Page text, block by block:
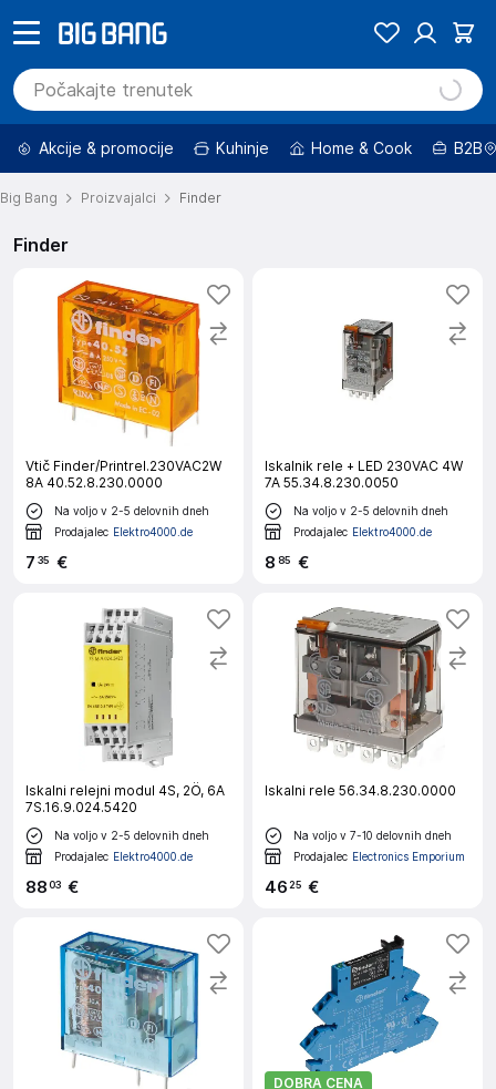
Akcije & promocije Kuhinje Home & Cook B2B
Big Bang Proizvajalci Finder
Finder
Vtič Finder/Printrel.230VAC2W
8A 40.52.8.230.0000
Na voljo v 2-5 delovnih dneh
Prodajalec Elektro4000.de
7 35 €
Iskalnik rele + LED 230VAC 4W
7A 55.34.8.230.0050
Na voljo v 2-5 delovnih dneh
Prodajalec Elektro4000.de
8 85 €
Iskalni relejni modul 4S, 2Ö, 6A
7S.16.9.024.5420
Na voljo v 2-5 delovnih dneh
Prodajalec Elektro4000.de
8803 €
Iskalni rele 56.34.8.230.0000
Na voljo v 7-10 delovnih dneh
Prodajalec Electronics Emporium
46 25 €
DOBRA CENA